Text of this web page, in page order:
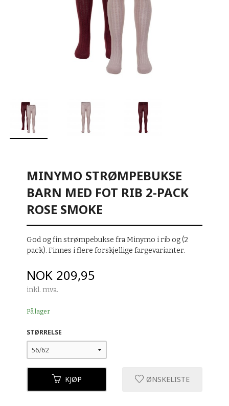
MINYMO STRØMPEBUKSE
BARN MED FOT RIB 2-PACK
ROSE SMOKE
God og fin strømpebukse fra Minymo i rib og (2
pack). Finnes i flere forskjellige fargevarianter.
Pris
NOK 209,95
inkl. mva.
På lager
STØRRELSE
KJØP ØNSKELISTE